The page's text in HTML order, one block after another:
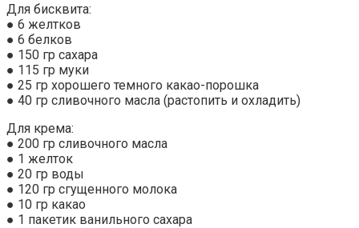
Для бисквита:
● 6 желтков
● 6 белков
● 150 гр сахара
● 115 гр муки
● 25 гр хорошего темного какао-порошка
● 40 гр сливочного масла (растопить и охладить)
Для крема:
● 200 гр сливочного масла
● 1 желток
● 20 гр воды
● 120 гр сгущенного молока
● 10 гр какао
● 1 пакетик ванильного сахара